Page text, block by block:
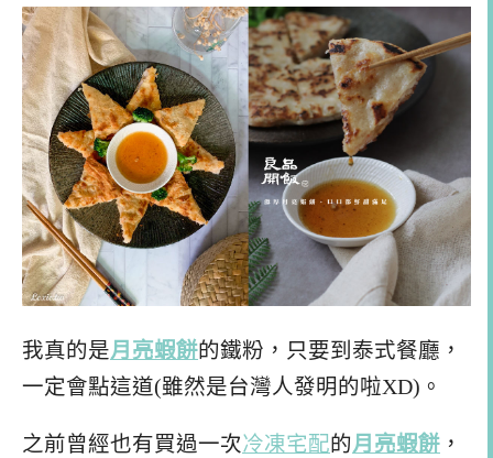
我真的是月亮蝦餅的鐵粉，只要到泰式餐廳，
一定會點這道(雖然是台灣人發明的啦XD)。
之前曾經也有買過一次冷凍宅配的月亮蝦餅 ，